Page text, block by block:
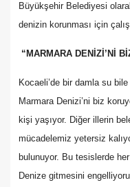
Büyükşehir Belediyesi
denizin korunması için
“MARMARA DENİZİ’Nİ
Kocaeli’de bir damla su bile
Marmara Denizi’ni biz
kişi yaşıyor. Diğer illerin
mücadelemiz yetersiz
bulunuyor. Bu tesislerde
Denize gitmesini